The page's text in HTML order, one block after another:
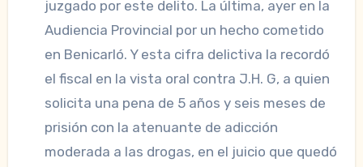
juzgado por este delito. La última, ayer en la
Audiencia Provincial por un hecho cometido
en Benicarló. Y esta cifra delictiva la recordó
el fiscal en la vista oral contra J.H. G, a quien
solicita una pena de 5 años y seis meses de
prisión con la atenuante de adicción
moderada a las drogas, en el juicio que quedó